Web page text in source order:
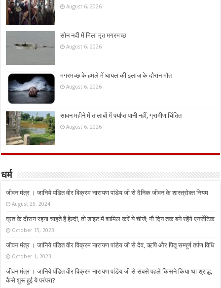
August 6, 2026
सोन नदी में मिला मृत मगरमच्छ
August 6, 2026
मगरमच्छ के हमले में घायल की इलाज के दौरान मौत
August 6, 2026
सावन महीने में तालाबों में पर्याप्त पानी नहीं, ग्रामीण चिंतित
August 6, 2026
धर्म
जीवन मंत्र । जानिये पंडित वीर विक्रम नारायण पांडेय जी से दैनिक जीवन के शास्त्रोक्त नियम
August 25, 2024
व्रत के दौरान रहना चाहते हैं हेल्दी, तो डाइट में शामिल करें ये चीजें; नौ दिन तक बने रहेंगे एनर्जेटिक
October 15, 2023
जीवन मंत्र । जानिये पंडित वीर विक्रम नारायण पांडेय जी से देव, ऋषि और पितृ सम्पूर्ण तर्पण विधि
October 1, 2023
जीवन मंत्र । जानिये पंडित वीर विक्रम नारायण पांडेय जी से सबसे पहले किसने किया था श्राद्ध,
कैसे शुरू हुई ये परंपरा?